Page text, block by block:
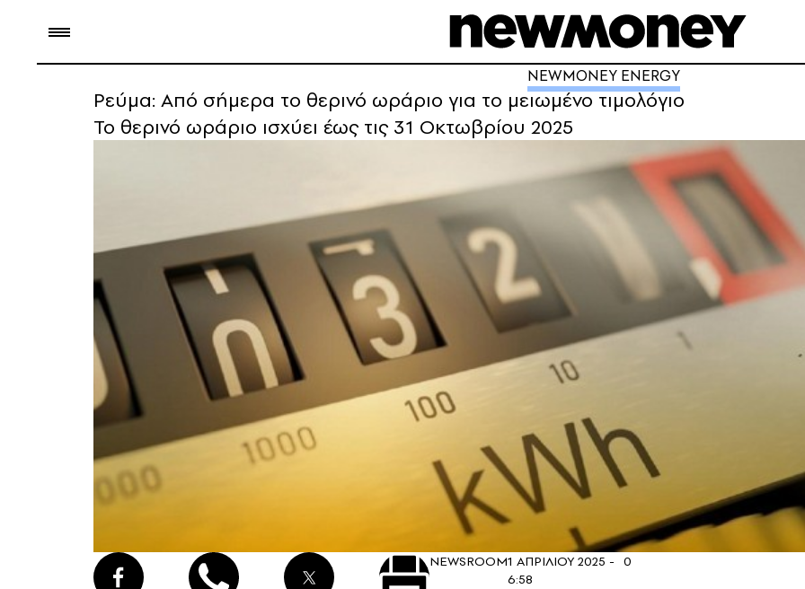
NEWMONEY ENERGY
Ρεύμα: Από σήμερα το θερινό ωράριο για το μειωμένο τιμολόγιο
Το θερινό ωράριο ισχύει έως τις 31 Οκτωβρίου 2025
NEWSROOM1 ΑΠΡΙΛΙΟΥ 2025 -
6:58
0